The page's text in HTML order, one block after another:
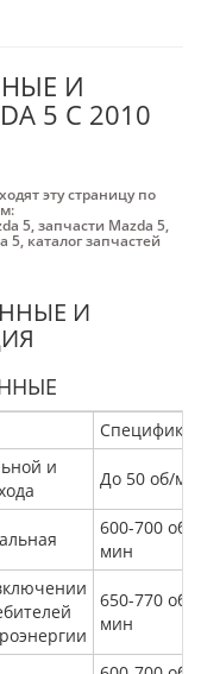
И
5 С 2010
эту страницу по
5,запчасти Mazda 5,
5, каталог запчастей
И
и
До 50 об/
600-700 об/
мин
650-770 об/
мин